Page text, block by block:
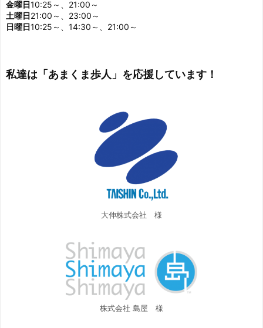
金曜日10:25～、21:00～
土曜日 21:00～、23:00～
日曜日10:25～、14:30～、21:00～
私達は「あまくま歩人」を応援しています！
大伸株式会社 様
株式会社 島屋 様